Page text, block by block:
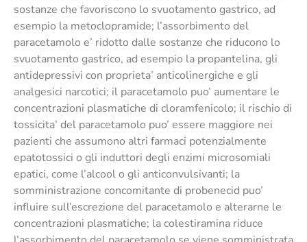
sostanze che favoriscono lo svuotamento gastrico, ad
esempio la metoclopramide; l’assorbimento del
paracetamolo e’ ridotto dalle sostanze che riducono lo
svuotamento gastrico, ad esempio la propantelina, gli
antidepressivi con proprieta’ anticolinergiche e gli
analgesici narcotici; il paracetamolo puo’ aumentare le
concentrazioni plasmatiche di cloramfenicolo; il rischio di
tossicita’ del paracetamolo puo’ essere maggiore nei
pazienti che assumono altri farmaci potenzialmente
epatotossici o gli induttori degli enzimi microsomiali
epatici, come l’alcool o gli anticonvulsivanti; la
somministrazione concomitante di probenecid puo’
influire sull’escrezione del paracetamolo e alterarne le
concentrazioni plasmatiche; la colestiramina riduce